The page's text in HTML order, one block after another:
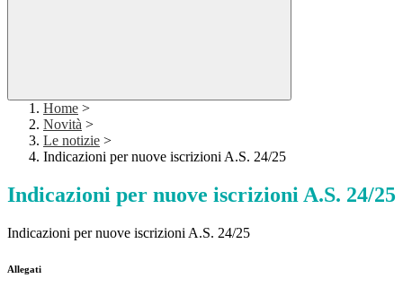
Home >
Novità >
Le notizie >
Indicazioni per nuove iscrizioni A.S. 24/25
Indicazioni per nuove iscrizioni A.S. 24/25
Indicazioni per nuove iscrizioni A.S. 24/25
Allegati